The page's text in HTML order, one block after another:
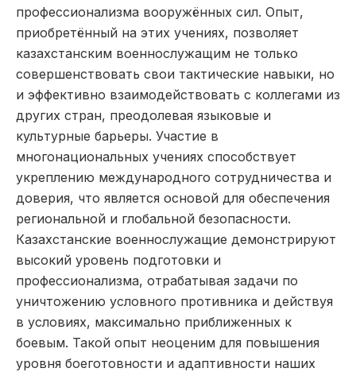
профессионализма вооружённых сил. Опыт,
приобретённый на этих учениях, позволяет
казахстанским военнослужащим не только
совершенствовать свои тактические навыки, но
и эффективно взаимодействовать с коллегами из
других стран, преодолевая языковые и
культурные барьеры. Участие в
многонациональных учениях способствует
укреплению международного сотрудничества и
доверия, что является основой для обеспечения
региональной и глобальной безопасности.
Казахстанские военнослужащие демонстрируют
высокий уровень подготовки и
профессионализма, отрабатывая задачи по
уничтожению условного противника и действуя
в условиях, максимально приближенных к
боевым. Такой опыт неоценим для повышения
уровня боеготовности и адаптивности наших